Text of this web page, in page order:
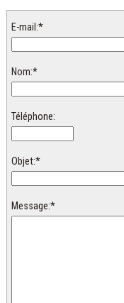
E-mail:*
Nom:*
Téléphone:
Objet:*
Message:*